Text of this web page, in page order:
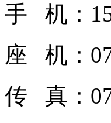
手 机：
座 机：
传 真：